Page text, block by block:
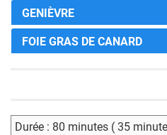
GENIÈVRE
FOIE GRAS DE CANARD
Durée : 80 minutes ( 35